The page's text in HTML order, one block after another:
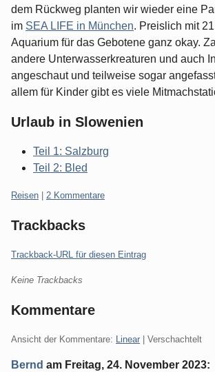
dem Rückweg planten wir wieder eine
im SEA LIFE in München. Preislich mit
Aquarium für das Gebotene ganz okay.
andere Unterwasserkreaturen und auch
angeschaut und teilweise sogar
allem für Kinder gibt es viele
Urlaub in Slowenien
Teil 1: Salzburg
Teil 2: Bled
Kategorien:
Reisen 2 Kommentare
Trackbacks
Trackback-URL für diesen Eintrag
Keine Trackbacks
Kommentare
Ansicht der Kommentare: Linear | Verschachtelt
Bernd am Freitag, 24. November 2023: